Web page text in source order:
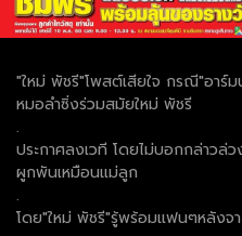
"ใหม่ พัชรี"โพสต์เสียใจ กรณี"อาร์
หมอลำซิ่งร่วมสมัยใหม่ พัชรี
.
ประกาศลงเวที โดยไม่บอกกล่าวล่
ผูกพันเหมือนแม่ลูก
.
โดย"ใหม่ พัชรี"รู้พร้อมแฟนๆหลังจ